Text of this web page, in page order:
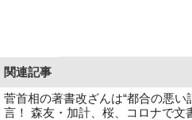
関連記事
菅首相の著書改ざんは“都合の悪い
言！ 森友・加計、桜、コロナで文